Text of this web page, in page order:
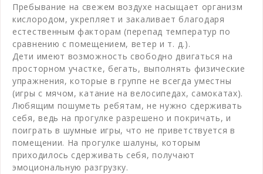
Пребывание на свежем воздухе насыщает организм
кислородом, укрепляет и закаливает благодаря
естественным факторам (перепад температур по
сравнению с помещением, ветер и т. д.).
Дети имеют возможность свободно двигаться на
просторном участке, бегать, выполнять физические
упражнения, которые в группе не всегда уместны
(игры с мячом, катание на велосипедах, самокатах).
Любящим пошуметь ребятам, не нужно сдерживать
себя, ведь на прогулке разрешено и покричать, и
поиграть в шумные игры, что не приветствуется в
помещении. На прогулке шалуны, которым
приходилось сдерживать себя, получают
эмоциональную разгрузку.